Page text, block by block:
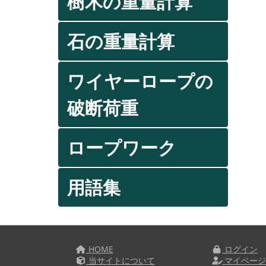
石の重量計算
ワイヤーロープの
破断荷重
ロープワーク
用語集
HOME
当サイトについて
ログイン
マイページ